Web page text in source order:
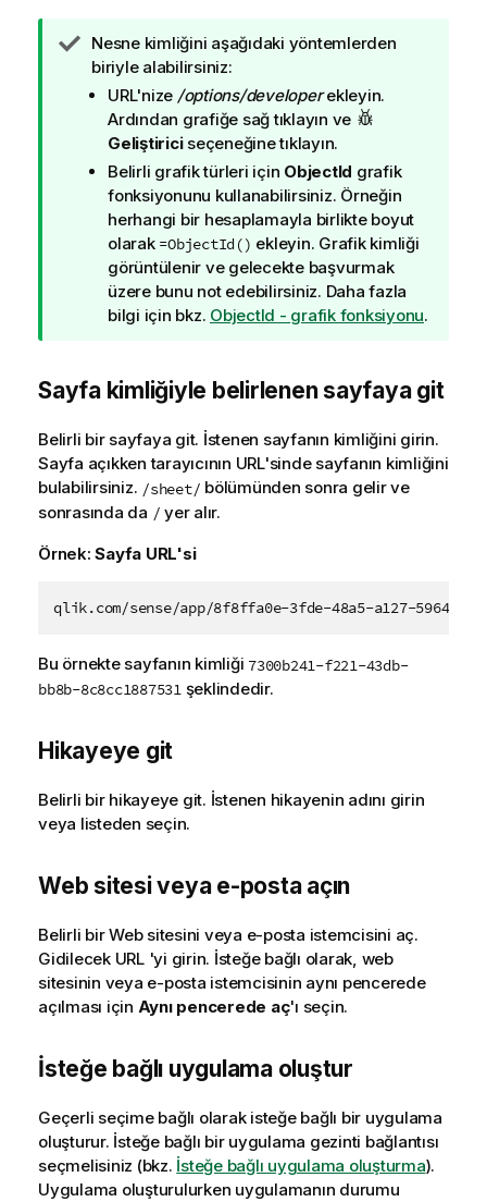
İ
p
u
Nesne kimliğini aşağıdaki yöntemlerden
biriyle alabilirsiniz:
URL'nize /options/developerekleyin.
Ardından grafiğe sağ tıklayın ve
Geliştiriciseçeneğine tıklayın.
Belirli grafik türleri için ObjectId grafik
fonksiyonunu kullanabilirsiniz. Örneğin
herhangi bir hesaplamayla birlikte boyut
olarak =ObjectId() ekleyin. Grafik kimliği
görüntülenir ve gelecekte başvurmak
üzere bunu not edebilirsiniz. Daha fazla
bilgi için bkz. ObjectId - grafik fonksiyonu.
Sayfa kimliğiyle belirlenen sayfaya git
Belirli bir sayfaya git. İstenen sayfanın kimliğini girin.
Sayfa açıkken tarayıcının URL'sinde sayfanın kimliğini
bulabilirsiniz. /sheet/ bölümünden sonra gelir ve
sonrasında da / yer alır.
Örnek:Sayfa URL'si
qlik.com/sense/app/8f8ffa0e-3fde-48a5-a127-
Bu örnekte sayfanın kimliği 7300b241-f221-43db-
bb8b-8c8cc1887531 şeklindedir.
Hikayeye git
Belirli bir hikayeye git. İstenen hikayenin adını girin
veya listeden seçin.
Web sitesi veya e-posta açın
Belirli bir Web sitesini veya e-posta istemcisini aç.
Gidilecek URL 'yi girin. İsteğe bağlı olarak, web
sitesinin veya e-posta istemcisinin aynı pencerede
açılması için Aynı pencerede aç'ı seçin.
İsteğe bağlı uygulama oluştur
Geçerli seçime bağlı olarak isteğe bağlı bir uygulama
oluşturur. İsteğe bağlı bir uygulama gezinti bağlantısı
seçmelisiniz (bkz. İsteğe bağlı uygulama oluşturma).
Uygulama oluşturulurken uygulamanın durumu